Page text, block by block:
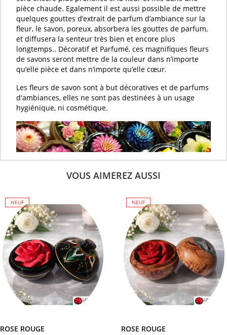
pièce chaude. Egalement il est aussi possible de mettre
quelques gouttes d’extrait de parfum d’ambiance sur la
fleur, le savon, poreux, absorbera les gouttes de parfum,
et diffusera la senteur très bien et encore plus
longtemps.. Décoratif et Parfumé, ces magnifiques fleurs
de savons seront mettre de la couleur dans n’importe
qu’elle pièce et dans n’importe qu’elle cœur.
Les fleurs de savon sont à but décoratives et de parfums
d'ambiances, elles ne sont pas destinées à un usage
hygiénique, ni cosmétique.
VOUS AIMEREZ AUSSI
NEUF
Coffret
Noir
ROSE ROUGE
NEUF
coffret
naturel
ROSE ROUGE